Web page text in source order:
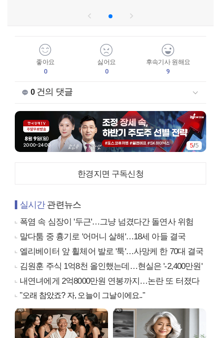
좋아요
0
싫어요
0
후속기사 원해요
9
0건의 댓글
5/5
한경지면 구독신청
실시간관련뉴스
폭염 속 심장이 '두근'…그냥 넘겼다간 돌연사 위험
말다툼 중 흉기로 '어머니 살해'…18세 아들 결국
엘리베이터 앞 휠체어 발로 '툭'…사망케 한 70대 결국
김원훈 주식 1억8천 올인했는데…현실은 '-2,400만원'
내연녀에게 2억8000만원 연봉까지…논란 또 터졌다
"오래 참았죠? 자, 오늘이 그날이에요.."